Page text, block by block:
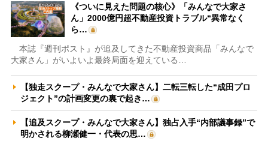
《ついに見えた問題の核心》「みんなで大家さ
ん」2000億円超不動産投資トラブル“異常なく
ら…
本誌『週刊ポスト』が追及してきた不動産投資商品「みんなで
大家さん」がいよいよ最終局面を迎えている…
【独走スクープ・みんなで大家さん】二転三転した“成田プロ
ジェクト”の計画変更の裏で起き…
【追及スクープ・みんなで大家さん】独占入手“内部議事録”で
明かされる柳瀬健一・代表の思…